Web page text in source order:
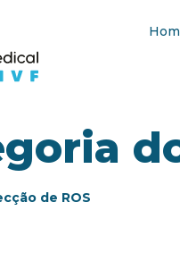
de ROS